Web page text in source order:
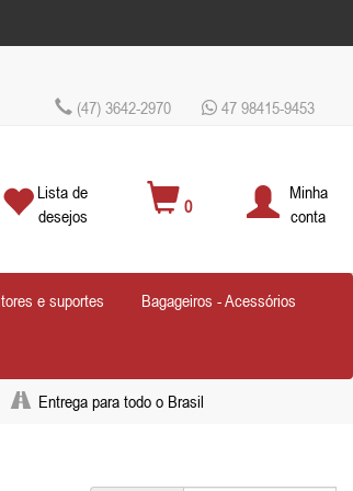
(47) 3642-2970 47 98415-9453
Lista de
desejos
0
Minha
conta
e suportes Bagageiros - Acessórios
Entrega para todo o Brasil